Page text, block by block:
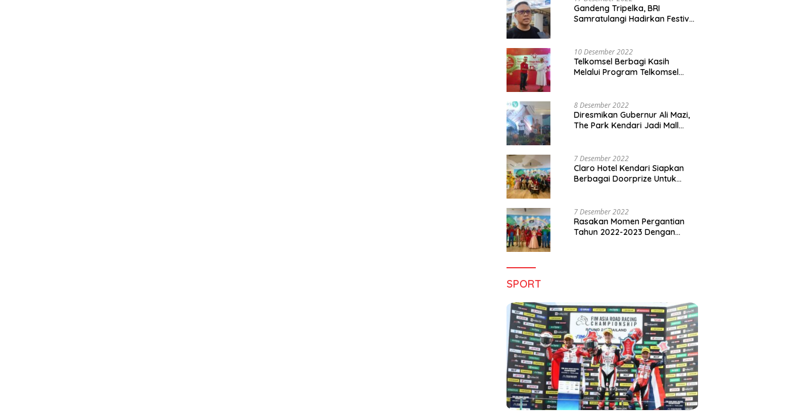
Gandeng Tripelka, BRI
Samratulangi Hadirkan Festival
10 Desember 2022
Telkomsel Berbagi Kasih
Melalui Program Telkomsel
8 Desember 2022
Diresmikan Gubernur Ali Mazi,
The Park Kendari Jadi Mall
7 Desember 2022
Claro Hotel Kendari Siapkan
Berbagai Doorprize Untuk
7 Desember 2022
Rasakan Momen Pergantian
Tahun 2022-2023 Dengan
SPORT